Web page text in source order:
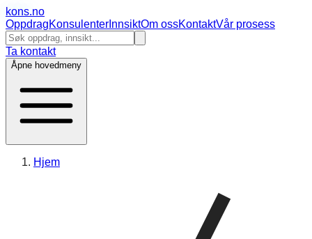
kons.no
OppdragKonsulenter InnsiktOm ossKontaktVår prosess
Ta kontakt
Åpne hovedmeny
Hjem